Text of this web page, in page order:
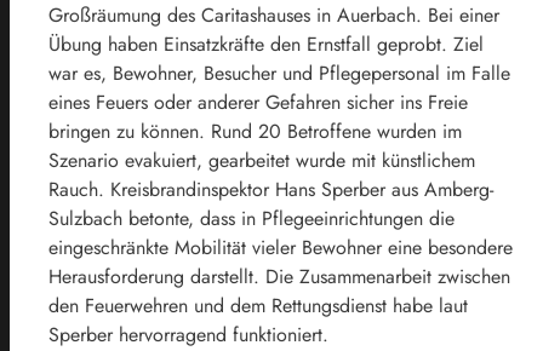
Großräumung des Caritashauses in Auerbach. Bei einer
Übung haben Einsatzkräfte den Ernstfall geprobt. Ziel
war es, Bewohner, Besucher und Pflegepersonal im Falle
eines Feuers oder anderer Gefahren sicher ins Freie
bringen zu können. Rund 20 Betroffene wurden im
Szenario evakuiert, gearbeitet wurde mit künstlichem
Rauch. Kreisbrandinspektor Hans Sperber aus Amberg-
Sulzbach betonte, dass in Pflegeeinrichtungen die
eingeschränkte Mobilität vieler Bewohner eine besondere
Herausforderung darstellt. Die Zusammenarbeit zwischen
den Feuerwehren und dem Rettungsdienst habe laut
Sperber hervorragend funktioniert.